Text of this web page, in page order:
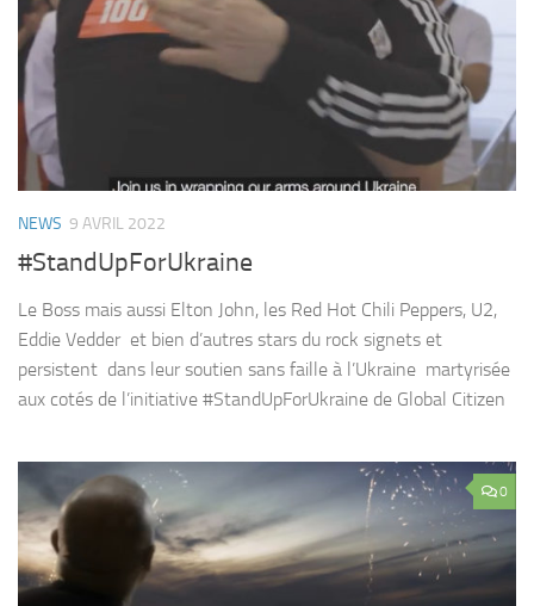
NEWS 9 AVRIL 2022
#StandUpForUkraine
Le Boss mais aussi Elton John, les Red Hot Chili Peppers, U2,
Eddie Vedder et bien d’autres stars du rock signets et
persistent dans leur soutien sans faille à l’Ukraine martyrisée
aux cotés de l’initiative #StandUpForUkraine de Global Citizen
0